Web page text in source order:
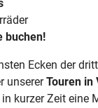
buchen!
Ecken der
unsererTouren in
kurzer Zeit eine